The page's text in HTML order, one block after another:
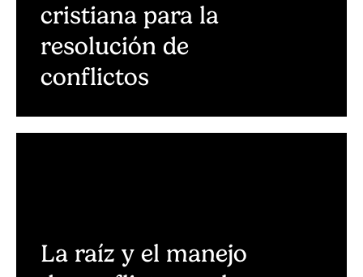
cristiana para la
resolución de
conflictos
La raíz y el manejo